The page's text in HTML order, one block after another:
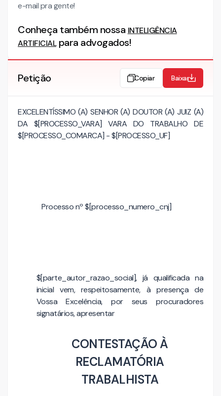
e-mail pra gente!
Conheça também nossa INTELIGÊNCIA
ARTIFICIALpara advogados!
Petição Copiar Baixar
EXCELENTÍSSIMO (A) SENHOR (A) DOUTOR (A) JUIZ (A)
DA $[PROCESSO_VARA] VARA DO TRABALHO DE
$[PROCESSO_COMARCA] - $[PROCESSO_UF]
Processo nº $[processo_numero_cnj]
$[parte_autor_razao_social], já qualificada na
inicial vem, respeitosamente, à presença de
Vossa Excelência, por seus procuradores
signatários, apresentar
CONTESTAÇÃOÀ
RECLAMATÓRIA
TRABALHISTA